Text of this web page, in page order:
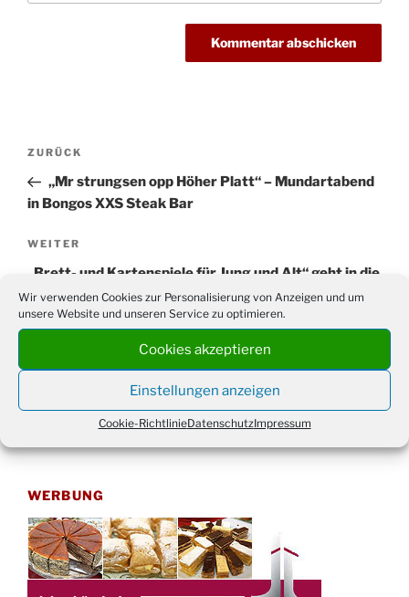
Wir verwenden Cookies zur Personalisierung von Anzeigen und um
unsere Website und unseren Service zu optimieren.
Cookies akzeptieren
Einstellungen anzeigen
Cookie-RichtlinieDatenschutzImpressum
Beitragsnavigation
Vorheriger
Beitrag
ZURÜCK
„Mr strungsen opp Höher Platt“ – Mundartabend
in Bongos XXS Steak Bar
Nächster
Beitrag
WEITER
„Brett- und Kartenspiele für Jung und Alt“ geht in die
2. Runde: Schachspiel- und Skatbegeisterte gesucht
Suchen
WERBUNG